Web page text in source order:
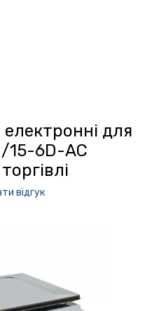
для
15-6D-АС
відгук